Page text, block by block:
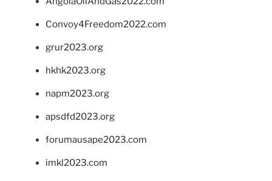
Convoy4Freedom2022.com
grur2023.org
hkhk2023.org
napm2023.org
apsdfd2023.org
forumausape2023.com
imkl2023.com